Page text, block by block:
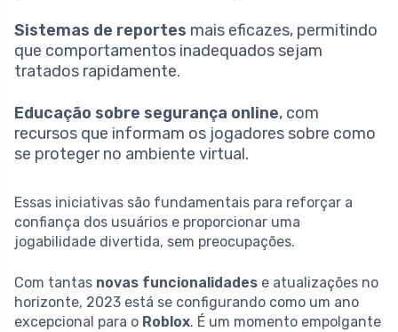
Sistemas de reportes mais eficazes, permitindo
que comportamentos inadequados sejam
tratados rapidamente.
Educação sobre segurança online, com
recursos que informam os jogadores sobre como
se proteger no ambiente virtual.
Essas iniciativas são fundamentais para reforçar a
confiança dos usuários e proporcionar uma
jogabilidade divertida, sem preocupações.
Com tantas novas funcionalidades e atualizações no
horizonte, 2023 está se configurando como um ano
excepcional para o Roblox. É um momento empolgante